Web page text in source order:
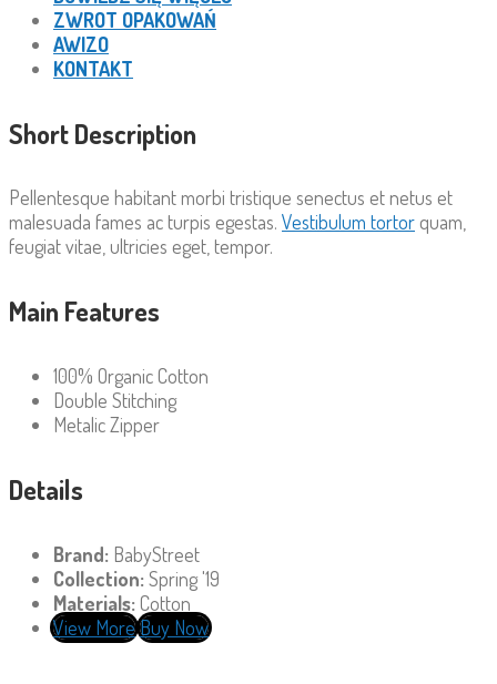
ZWROT OPAKOWAŃ
AWIZO
KONTAKT
Short Description
Pellentesque habitant morbi tristique senectus et netus et
malesuada fames ac turpis egestas. Vestibulum tortorquam,
feugiat vitae, ultricies eget, tempor.
Main Features
100% Organic Cotton
Double Stitching
Metalic Zipper
Details
Brand: BabyStreet
Collection: Spring '19
Materials: Cotton
View MoreBuy Now